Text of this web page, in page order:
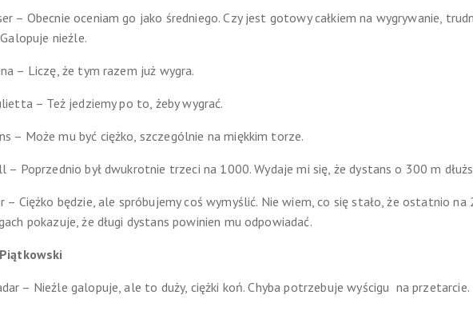
– Obecnie oceniam go jako średniego. Czy jest gotowy całkiem na wygrywanie,
nieźle.
– Liczę, że tym razem już wygra.
– Też jedziemy po to, żeby wygrać.
– Może mu być ciężko, szczególnie na miękkim torze.
– Poprzednio był dwukrotnie trzeci na 1000. Wydaje mi się, że dystans o 300 m
– Ciężko będzie, ale spróbujemy coś wymyślić. Nie wiem, co się stało, że ostatnio
pokazuje, że długi dystans powinien mu odpowiadać.
– Nieźle galopuje, ale to duży, ciężki koń. Chyba potrzebuje wyścigu na przetarcie.